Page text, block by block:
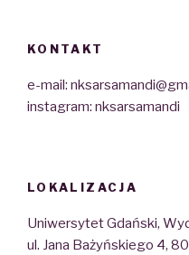
KONTAKT
e-mail:
instagram: nksarsamandi
LOKALIZACJA
Uniwersytet Gdański,
ul. Jana Bażyńskiego 4,